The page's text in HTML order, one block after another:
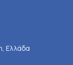
Ελλάδα